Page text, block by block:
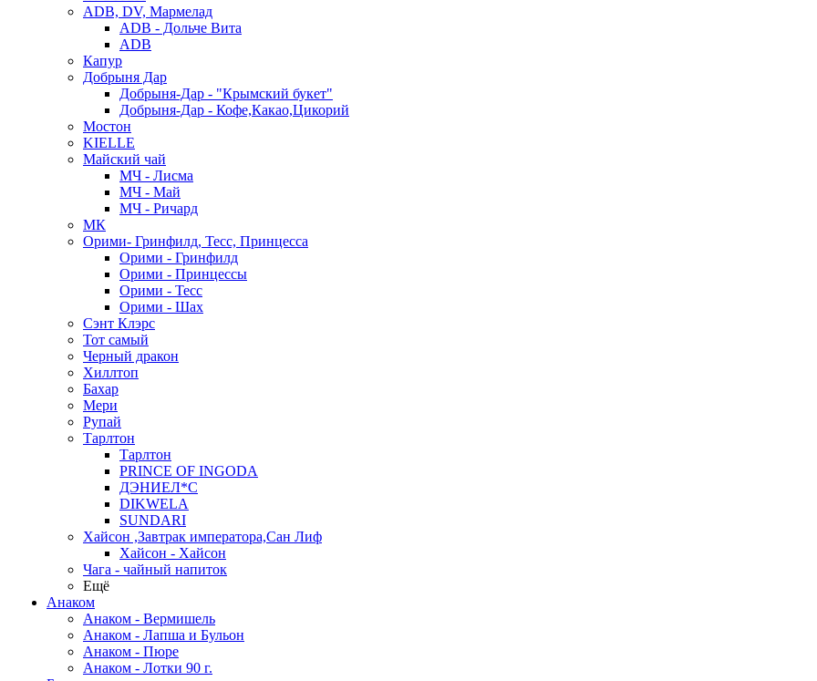
ADB, DV, Мармелад
ADB - Дольче Вита
ADB
Капур
Добрыня Дар
Добрыня-Дар - "Крымский букет"
Добрыня-Дар - Кофе,Какао,Цикорий
Мостон
KIELLE
Майский чай
МЧ - Лисма
МЧ - Май
МЧ - Ричард
МК
Орими- Гринфилд, Тесс, Принцесса
Орими - Гринфилд
Орими - Принцессы
Орими - Тесс
Орими - Шах
Сэнт Клэрс
Тот самый
Черный дракон
Хиллтоп
Бахар
Мери
Рупай
Тарлтон
Тарлтон
PRINCE OF INGODA
ДЭНИЕЛ*С
DIKWELA
SUNDARI
Хайсон ,Завтрак императора,Сан Лиф
Хайсон - Хайсон
Чага - чайный напиток
Ещё
Анаком
Анаком - Вермишель
Анаком - Лапша и Бульон
Анаком - Пюре
Анаком - Лотки 90 г.